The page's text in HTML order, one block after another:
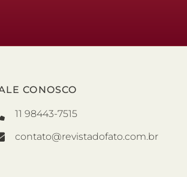
CONOSCO
11 98443-7515
contato@revistadofato.com.br